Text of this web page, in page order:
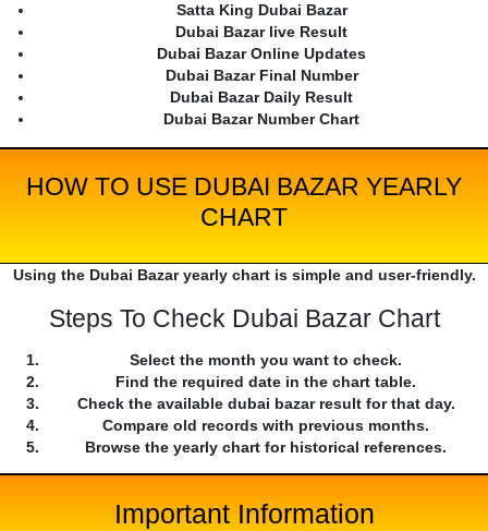
Satta King Dubai Bazar
Dubai Bazar live Result
Dubai Bazar Online Updates
Dubai Bazar Final Number
Dubai Bazar Daily Result
Dubai Bazar Number Chart
HOW TO USE DUBAI BAZAR YEARLY
CHART
Using the Dubai Bazar yearly chart is simple and user-friendly.
Steps To Check Dubai Bazar Chart
Select the month you want to check.
Find the required date in the chart table.
Check the available dubai bazar result for that day.
Compare old records with previous months.
Browse the yearly chart for historical references.
Important Information